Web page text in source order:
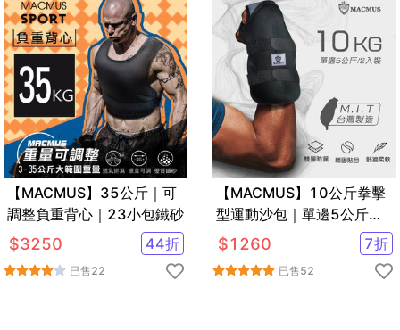
【MACMUS】35公斤｜可
調整負重背心｜23小包鐵砂
$3250 44折
已售22
【MACMUS】10公斤拳擊
型運動沙包｜單邊5公斤手
部用負重沙袋｜適合拳擊、
散打、自由博擊等運動
$1260 7折
已售52